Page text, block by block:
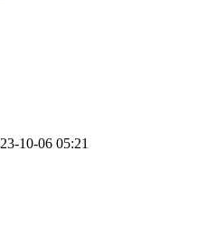
23-10-06 05:21